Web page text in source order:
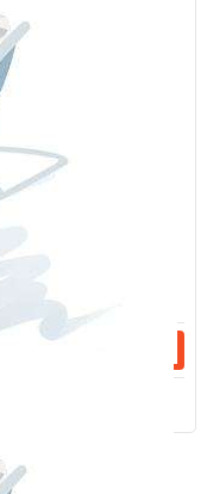
真学习领会、自
央决策部署上是
真务实、敢作善
筹把握时度效，
诠释忠诚，用实
监察机关要把推
把坚持高质量发
中央决策部署落